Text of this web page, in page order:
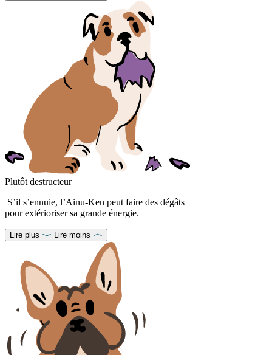
Plutôt destructeur
S’il s’ennuie, l’Ainu-Ken peut faire des dégâts
pour extérioriser sa grande énergie.
Lire plus Lire moins